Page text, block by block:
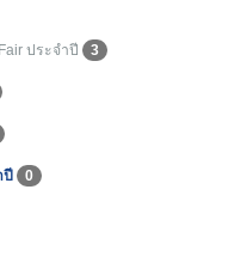
ประจำปี 3
ปี 0